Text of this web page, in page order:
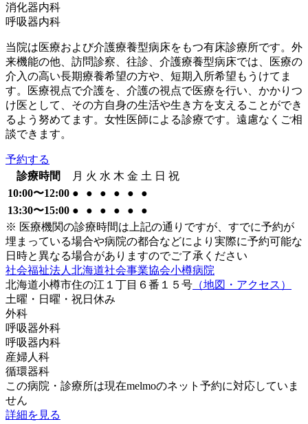
消化器内科
呼吸器内科
当院は医療および介護療養型病床をもつ有床診療所です。外
来機能の他、訪問診察、往診、介護療養型病床では、医療の
介入の高い長期療養希望の方や、短期入所希望もうけてま
す。医療視点で介護を、介護の視点で医療を行い、かかりつ
け医として、その方自身の生活や生き方を支えることができ
るよう努めてます。女性医師による診療です。遠慮なくご相
談できます。
予約する
診療時間
月 火 水 木 金 土 日 祝
10:00〜12:00 ● ● ● ● ●
●
13:30〜15:00 ● ● ● ● ●
●
※ 医療機関の診療時間は上記の通りですが、すでに予約が
埋まっている場合や病院の都合などにより実際に予約可能な
日時と異なる場合がありますのでご了承ください
社会福祉法人北海道社会事業協会小樽病院
北海道小樽市住の江１丁目６番１５号 （地図・アクセス）
土曜・日曜・祝日 休み
外科
呼吸器外科
呼吸器内科
産婦人科
循環器科
この病院・診療所は現在melmoのネット予約に対応していま
せん
詳細を見る